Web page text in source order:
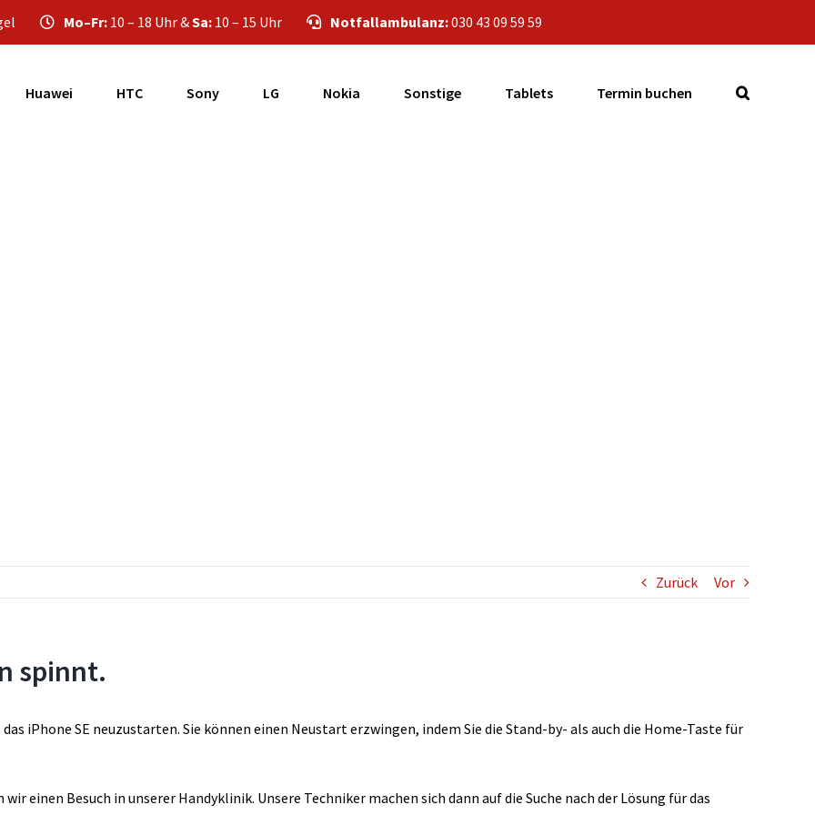
Mo–Fr: 10 – 18 Uhr &Sa: 10 – 15 Uhr Notfallambulanz:030 43 09 59 59
Huawei HTC Sony LG Nokia Sonstige Tablets Termin buchen
Zurück Vor
spinnt.
iPhone SE neuzustarten. Sie können einen Neustart erzwingen, indem Sie die Stand-by- als auch die Home-Taste für
einen Besuch in unserer Handyklinik. Unsere Techniker machen sich dann auf die Suche nach der Lösung für das